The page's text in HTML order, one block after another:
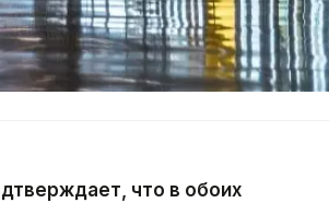
что в обоих